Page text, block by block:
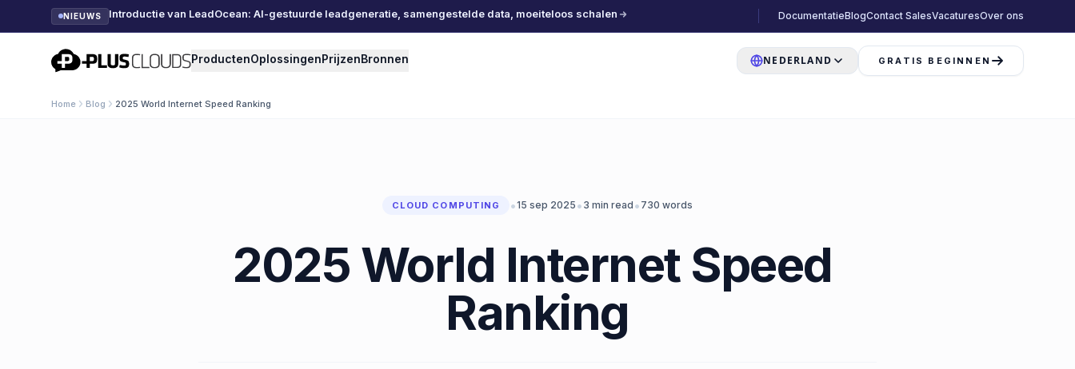
NIEUWS Introductie van LeadOcean: AI-gestuurde leadgeneratie, samengestelde data, moeiteloos schalen DocumentatieBlogContact SalesVacaturesOver ons
PlusClouds ProductenOplossingenPrijzenBronnen NEDERLAND GRATIS BEGINNEN
Home Blog 2025 World Internet Speed Ranking
CLOUD COMPUTING •15 sep 2025 • 3 min read • 730 words
2025 World Internet Speed ​​
Ranking